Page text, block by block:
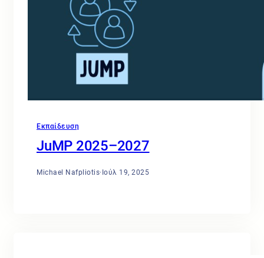
Εκπαίδευση
JuMP 2025–2027
Michael Nafpliotis· Ιούλ 19, 2025